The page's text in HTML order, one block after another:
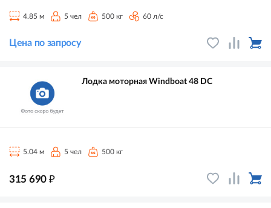
4.85 м 5 чел 500 кг 60 л/с
Цена по запросу
Лодка моторная Windboat 48 DC
5.04 м 5 чел 500 кг
315 690 ₽